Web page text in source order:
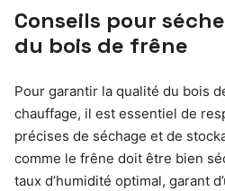
Conseils pour
du bois de frêne
Pour garantir la qualité du bois
chauffage, il est essentiel de
précises de séchage et de
comme le frêne doit être bien
taux d’humidité optimal, garant